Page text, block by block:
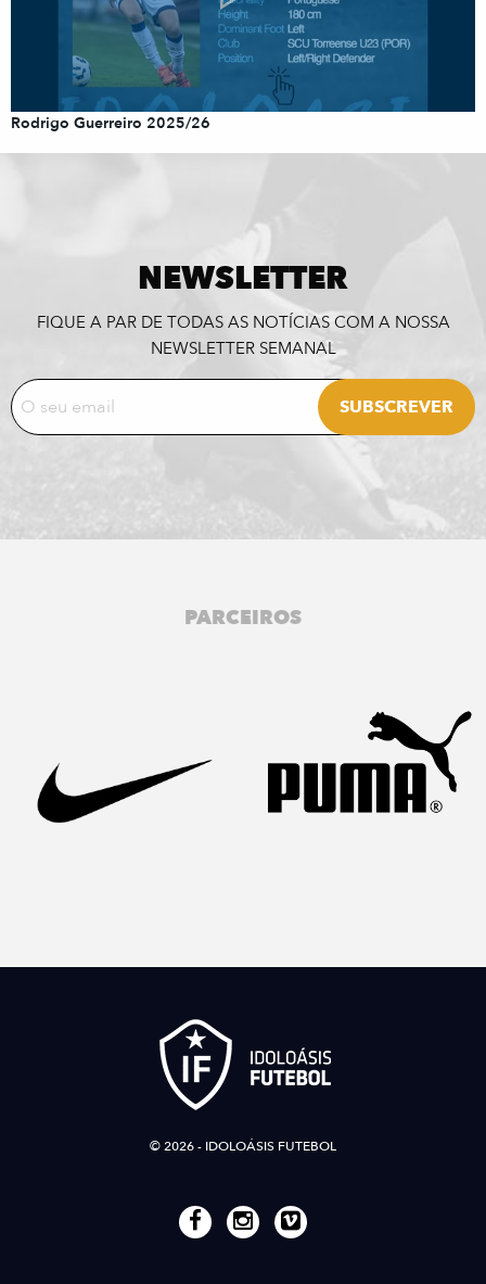
Rodrigo Guerreiro 2025/26
NEWSLETTER
FIQUE A PAR DE TODAS AS NOTÍCIAS COM A NOSSA
NEWSLETTER SEMANAL
PARCEIROS
© 2026 - IDOLOÁSIS FUTEBOL